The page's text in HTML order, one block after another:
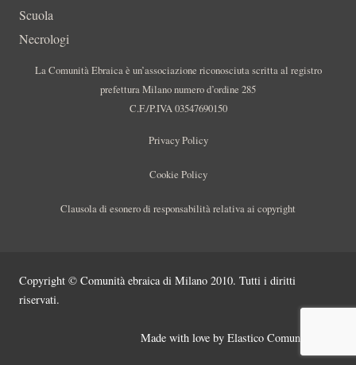
Scuola
Necrologi
La Comunità Ebraica è un’associazione riconosciuta scritta al registro
prefettura Milano numero d’ordine 285
C.F./P.IVA 03547690150
Privacy Policy
Cookie Policy
Clausola di esonero di responsabilità relativa ai copyright
Copyright © Comunità ebraica di Milano 2010. Tutti i diritti
riservati.
Made with love by Elastico Comunicazione